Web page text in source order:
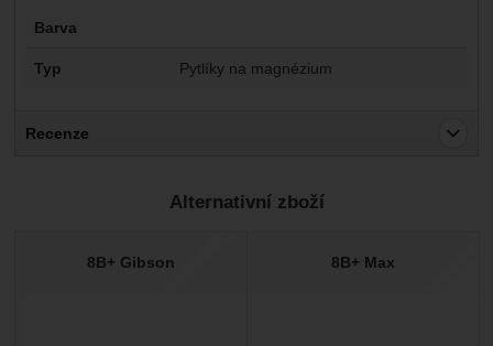
Parametry
Barva
Typ Pytlíky na magnézium
Recenze
Nebyla přidána žádná recenze.
Alternativní zboží
8B+ Gibson 8B+ Max